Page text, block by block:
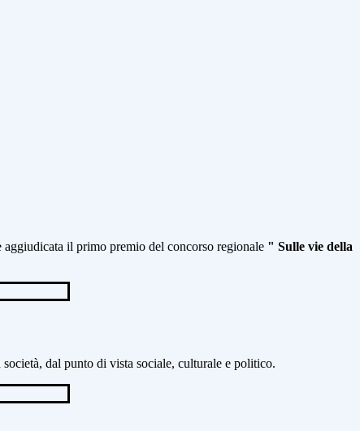
aggiudicata il primo premio del concorso regionale " Sulle vie della
dal punto di vista sociale, culturale e politico.